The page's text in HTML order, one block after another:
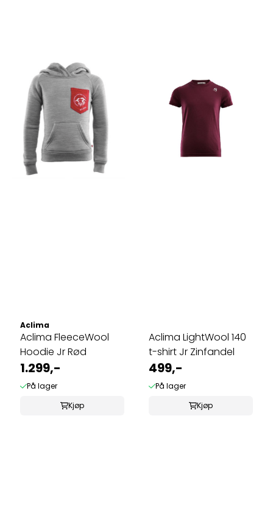
Aclima
Aclima FleeceWool
Hoodie Jr Rød
1.299,-
På lager
Kjøp
Aclima LightWool 140
t-shirt Jr Zinfandel
499,-
På lager
Kjøp